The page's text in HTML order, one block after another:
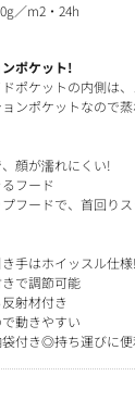
／m2 ・24h
ポケット!
ポケットの内側は
ョンポケットなので
顔が濡れにくい!
フード
フードで、首回り
手はホイッスル仕様!
で調節可能
射材付き
動きやすい
袋付き◎持ち運びに便